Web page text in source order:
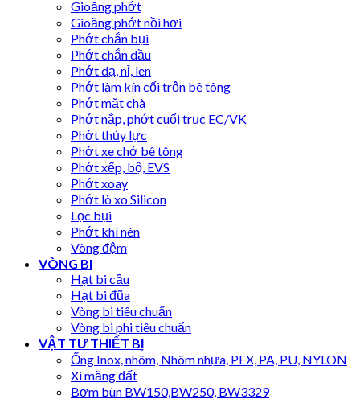
Gioăng phớt
Gioăng phớt nồi hơi
Phớt chắn bụi
Phớt chắn dầu
Phớt dạ, nỉ, len
Phớt làm kín cối trộn bê tông
Phớt mặt chà
Phớt nắp, phớt cuối trục EC/VK
Phớt thủy lực
Phớt xe chở bê tông
Phớt xếp, bộ, EVS
Phớt xoay
Phớt lò xo Silicon
Lọc bụi
Phớt khí nén
Vòng đệm
VÒNG BI
Hạt bi cầu
Hạt bi đũa
Vòng bi tiêu chuẩn
Vòng bi phi tiêu chuẩn
VẬT TƯ THIẾT BỊ
Ống Inox, nhôm, Nhôm nhựa, PEX, PA, PU, NYLON
Xi măng đất
Bơm bùn BW150,BW250, BW3329